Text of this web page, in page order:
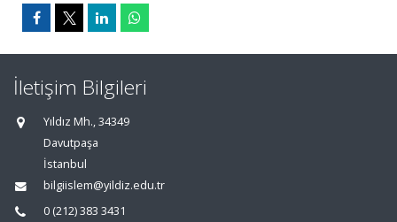
İletişim Bilgileri
Yıldız Mh., 34349
Davutpaşa
İstanbul
bilgiislem@yildiz.edu.tr
0 (212) 383 3431